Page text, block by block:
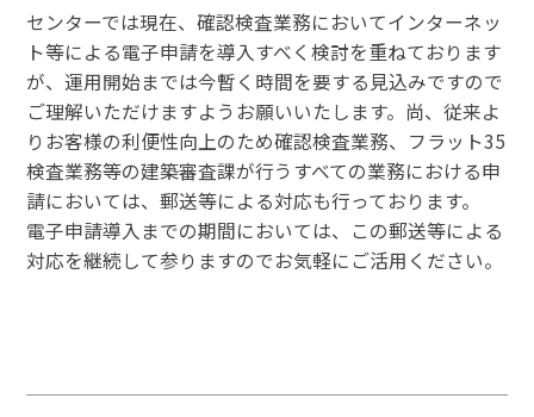
センターでは現在、確認検査業務においてインターネッ
ト等による電子申請を導入すべく検討を重ねております
が、運用開始までは今暫く時間を要する見込みですので
ご理解いただけますようお願いいたします。尚、従来よ
りお客様の利便性向上のため確認検査業務、フラット35
検査業務等の建築審査課が行うすべての業務における申
請においては、郵送等による対応も行っております。
電子申請導入までの期間においては、この郵送等による
対応を継続して参りますのでお気軽にご活用ください。